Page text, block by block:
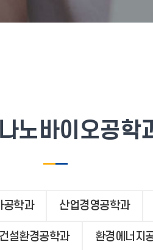
노바이오공학
공학과 산업경영공학과
건설환경공학과 환경에너지